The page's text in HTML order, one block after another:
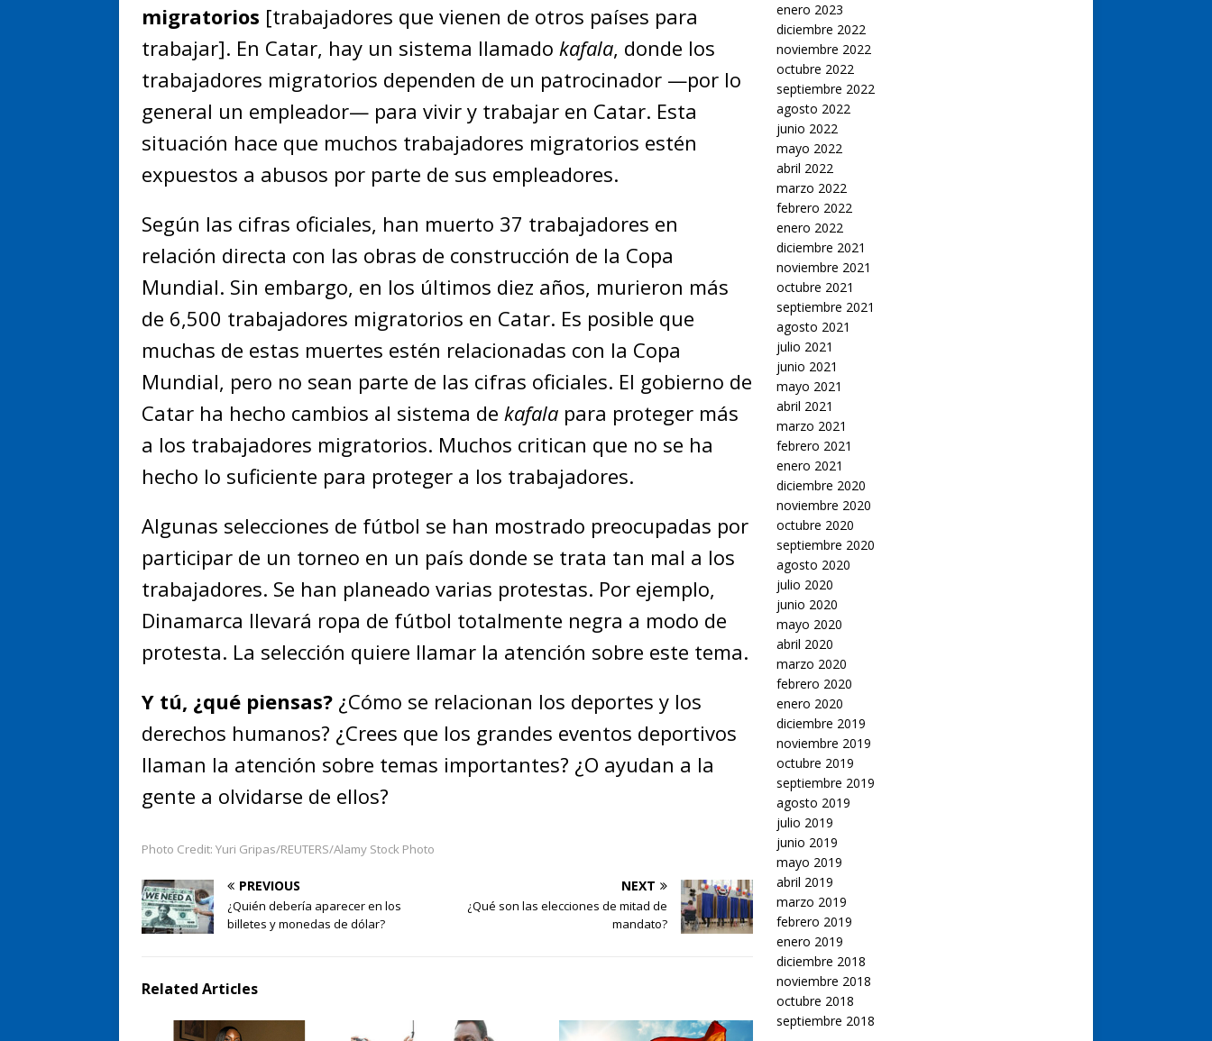
migratorios [trabajadores que vienen de otros países para
trabajar]. En Catar, hay un sistema llamado kafala, donde los
trabajadores migratorios dependen de un patrocinador —por lo
general un empleador— para vivir y trabajar en Catar. Esta
situación hace que muchos trabajadores migratorios estén
expuestos a abusos por parte de sus empleadores.
Según las cifras oficiales, han muerto 37 trabajadores en
relación directa con las obras de construcción de la Copa
Mundial. Sin embargo, en los últimos diez años, murieron más
de 6,500 trabajadores migratorios en Catar. Es posible que
muchas de estas muertes estén relacionadas con la Copa
Mundial, pero no sean parte de las cifras oficiales. El gobierno de
Catar ha hecho cambios al sistema de kafala para proteger más
a los trabajadores migratorios. Muchos critican que no se ha
hecho lo suficiente para proteger a los trabajadores.
Algunas selecciones de fútbol se han mostrado preocupadas por
participar de un torneo en un país donde se trata tan mal a los
trabajadores. Se han planeado varias protestas. Por ejemplo,
Dinamarca llevará ropa de fútbol totalmente negra a modo de
protesta. La selección quiere llamar la atención sobre este tema.
Y tú, ¿qué piensas? ¿Cómo se relacionan los deportes y los
derechos humanos? ¿Crees que los grandes eventos deportivos
llaman la atención sobre temas importantes? ¿O ayudan a la
gente a olvidarse de ellos?
Photo Credit: Yuri Gripas/REUTERS/Alamy Stock Photo
PREVIOUS
¿Quién debería aparecer en los
billetes y monedas de dólar?
NEXT
¿Qué son las elecciones de mitad de
mandato?
Related Articles
enero 2023
diciembre 2022
noviembre 2022
octubre 2022
septiembre 2022
agosto 2022
junio 2022
mayo 2022
abril 2022
marzo 2022
febrero 2022
enero 2022
diciembre 2021
noviembre 2021
octubre 2021
septiembre 2021
agosto 2021
julio 2021
junio 2021
mayo 2021
abril 2021
marzo 2021
febrero 2021
enero 2021
diciembre 2020
noviembre 2020
octubre 2020
septiembre 2020
agosto 2020
julio 2020
junio 2020
mayo 2020
abril 2020
marzo 2020
febrero 2020
enero 2020
diciembre 2019
noviembre 2019
octubre 2019
septiembre 2019
agosto 2019
julio 2019
junio 2019
mayo 2019
abril 2019
marzo 2019
febrero 2019
enero 2019
diciembre 2018
noviembre 2018
octubre 2018
septiembre 2018